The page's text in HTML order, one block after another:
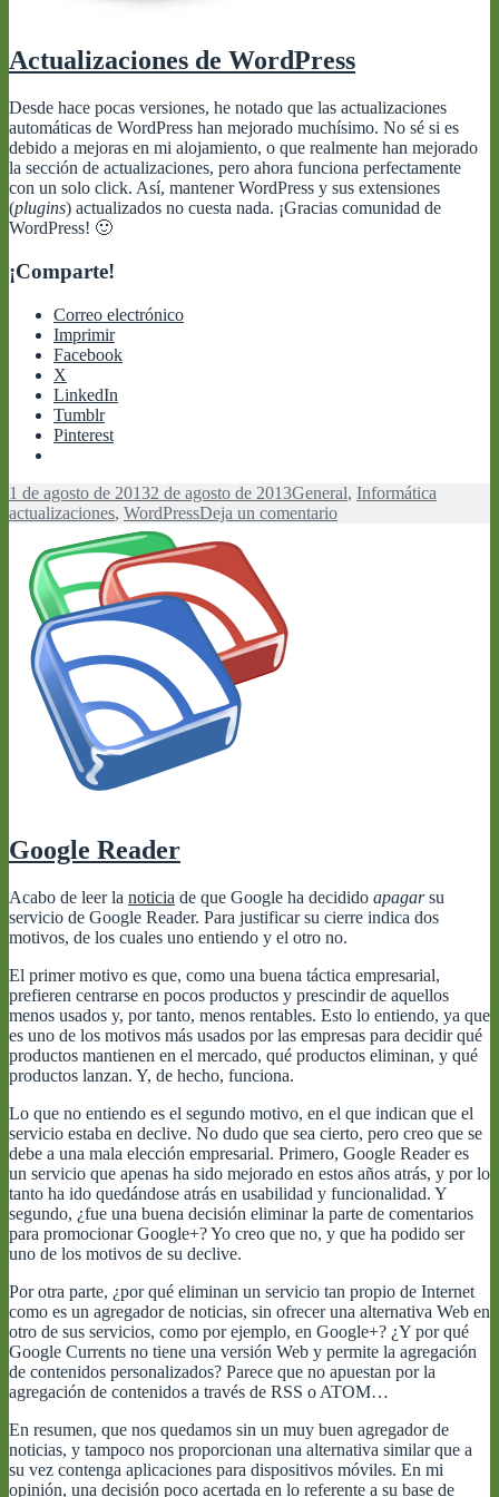
Actualizaciones de WordPress
Desde hace pocas versiones, he notado que las actualizaciones
automáticas de WordPress han mejorado muchísimo. No sé si es
debido a mejoras en mi alojamiento, o que realmente han mejorado
la sección de actualizaciones, pero ahora funciona perfectamente
con un solo click. Así, mantener WordPress y sus extensiones
(plugins) actualizados no cuesta nada. ¡Gracias comunidad de
WordPress! 🙂
¡Comparte!
Correo electrónico
Imprimir
Facebook
X
LinkedIn
Tumblr
Pinterest
Publicado
el
1 de agosto de 20132 de agosto de 2013Categorías
General, Informática
actualizaciones, WordPressDeja un comentarioen
Google Reader
Acabo de leer la noticia de que Google ha decidido apagarsu
servicio de Google Reader. Para justificar su cierre indica dos
motivos, de los cuales uno entiendo y el otro no.
El primer motivo es que, como una buena táctica empresarial,
prefieren centrarse en pocos productos y prescindir de aquellos
menos usados y, por tanto, menos rentables. Esto lo entiendo, ya que
es uno de los motivos más usados por las empresas para decidir qué
productos mantienen en el mercado, qué productos eliminan, y qué
productos lanzan. Y, de hecho, funciona.
Lo que no entiendo es el segundo motivo, en el que indican que el
servicio estaba en declive. No dudo que sea cierto, pero creo que se
debe a una mala elección empresarial. Primero, Google Reader es
un servicio que apenas ha sido mejorado en estos años atrás, y por lo
tanto ha ido quedándose atrás en usabilidad y funcionalidad. Y
segundo, ¿fue una buena decisión eliminar la parte de comentarios
para promocionar Google+? Yo creo que no, y que ha podido ser
uno de los motivos de su declive.
Por otra parte, ¿por qué eliminan un servicio tan propio de Internet
como es un agregador de noticias, sin ofrecer una alternativa Web en
otro de sus servicios, como por ejemplo, en Google+? ¿Y por qué
Google Currents no tiene una versión Web y permite la agregación
de contenidos personalizados? Parece que no apuestan por la
agregación de contenidos a través de RSS o ATOM…
En resumen, que nos quedamos sin un muy buen agregador de
noticias, y tampoco nos proporcionan una alternativa similar que a
su vez contenga aplicaciones para dispositivos móviles. En mi
opinión, una decisión poco acertada en lo referente a su base de